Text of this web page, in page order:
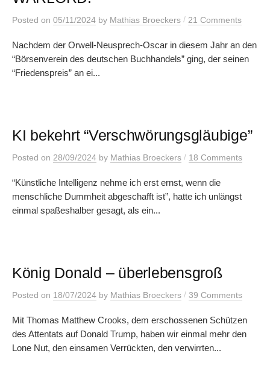
Posted on 05/11/2024 by Mathias Broeckers / 21 Comments
Nachdem der Orwell-Neusprech-Oscar in diesem Jahr an den
“Börsenverein des deutschen Buchhandels” ging, der seinen
“Friedenspreis” an ei...
KI bekehrt “Verschwörungsgläubige”
Posted on 28/09/2024 by Mathias Broeckers / 18 Comments
“Künstliche Intelligenz nehme ich erst ernst, wenn die
menschliche Dummheit abgeschafft ist”, hatte ich unlängst
einmal spaßeshalber gesagt, als ein...
König Donald – überlebensgroß
Posted on 18/07/2024 by Mathias Broeckers / 39 Comments
Mit Thomas Matthew Crooks, dem erschossenen Schützen
des Attentats auf Donald Trump, haben wir einmal mehr den
Lone Nut, den einsamen Verrückten, den verwirrten...